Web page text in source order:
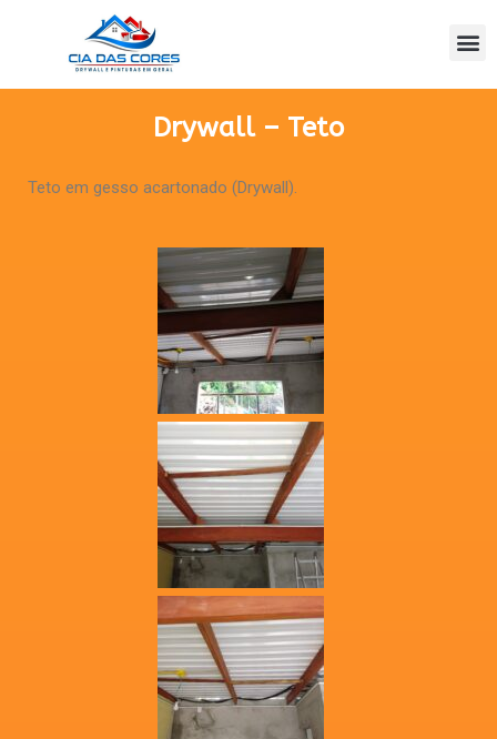
Drywall – Teto
Teto em gesso acartonado (Drywall).